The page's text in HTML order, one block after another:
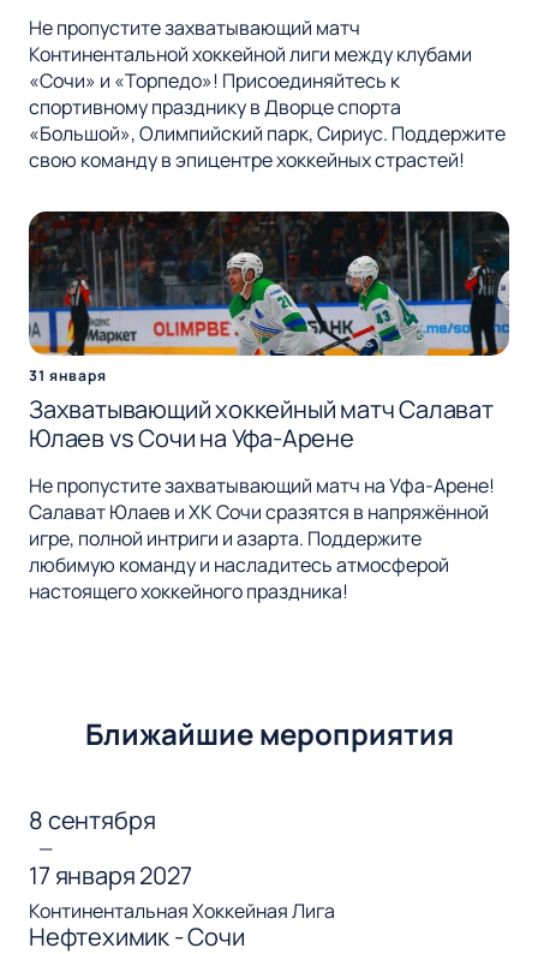
Не пропустите захватывающий матч
Континентальной хоккейной лиги между клубами
«Сочи» и «Торпедо»! Присоединяйтесь к
спортивному празднику в Дворце спорта
«Большой», Олимпийский парк, Сириус. Поддержите
свою команду в эпицентре хоккейных страстей!
31 января
Захватывающий хоккейный матч Салават
Юлаев vs Сочи на Уфа-Арене
Не пропустите захватывающий матч на Уфа-Арене!
Салават Юлаев и ХК Сочи сразятся в напряжённой
игре, полной интриги и азарта. Поддержите
любимую команду и насладитесь атмосферой
настоящего хоккейного праздника!
Ближайшие мероприятия
8 сентября
—
17 января 2027
Континентальная Хоккейная Лига
Нефтехимик - Сочи